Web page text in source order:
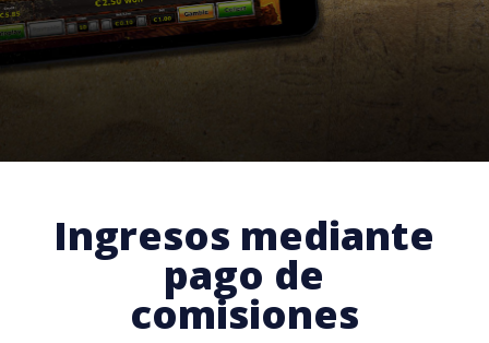
Ingresos mediante
pago de
comisiones